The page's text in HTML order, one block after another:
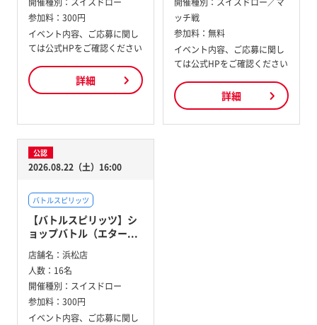
参加料： 300円
イベント内容、ご応募に関し
ては公式HPをご確認ください
詳細
ッチ戦
参加料： 無料
イベント内容、ご応募に関し
ては公式HPをご確認ください
詳細
公認
2026.08.22（土）16:00
バトルスピリッツ
【バトルスピリッツ】シ
ョップバトル（エター...
店舗名： 浜松店
人数： 16名
開催種別： スイスドロー
参加料： 300円
イベント内容、ご応募に関し